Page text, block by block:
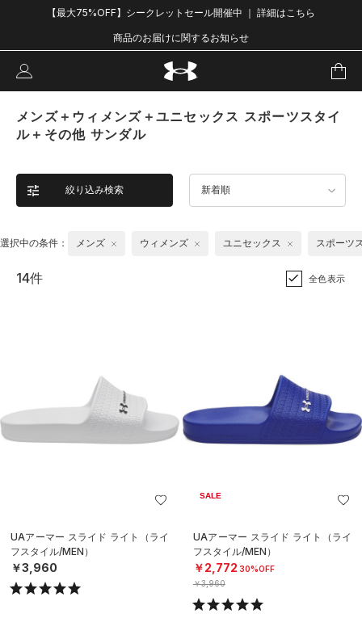
【最大75%OFF】シークレットセール開催中 ｜ 詳細はこちら
商品のお届けに関するお知らせ
メンズ＋ウィメンズ＋ユニセックス スポーツスタイ
ル＋その他 サンダル
絞り込み検索 新着順
選択中の条件： メンズ ウィメンズ ユニセックス スポーツ
14件 全色表示
UAアーマー スライド ライト（ライ
フスタイル/MEN）
￥3,960
SALE
UAアーマー スライド ライト（ライ
フスタイル/MEN）
￥2,772 30%OFF
￥3,960